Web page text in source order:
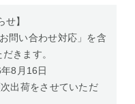
】
問い合わせ対応」を含
きます。
8月16日
出荷をさせていただ